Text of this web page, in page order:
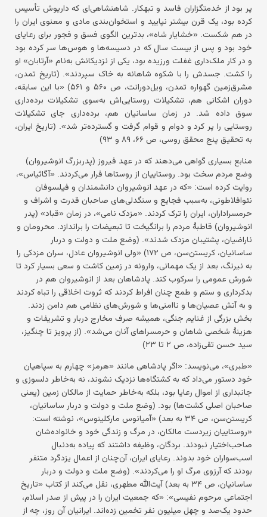
پر بود از خدمتگزاران فاسد و تبهکار. شاهنشاهی‌ای که داریوش تأسیس
کرده بود، یک قرن بیشتر نپایید و استخوان‌بندی مادی و معنوی ایران را
در هم شکست. «خشایار شاه»، بدترین الگوی فسق و فجور برای رعایای
خود بود و پس از بیست سال که در دسیسه‌ها و هوس‌ها سر کرده بود
و در کار ملک‌داری غفلت ورزیده بود، یکی از نزدیکانش به‌نام «آرتابان» او
را کشت. جسدش را با شکوه شاهانه به خاک سپردند». (تاریخ تمدن،
مشرق‌زمین گهواره تمدن، ویل‌دورانت، ص ۵۶۰ و ۵۶۱) «با این سابقه،
دوران اشکانی هم، تشکیلات روستایی‌اش به‌سوی تشکیلات برده‌داری
سوق داده شد. در زمان ساسانیان هم، برده‌داری جای تشکیلات
روستایی را پر کرد و دوام و قوام گرفت و گسترده‌تر شد». (تاریخ ایران،
به تحقیق پنج محقق روسی، ص ۶۶، ۸۹ و ۹۳)
منابع بسیاری گواهی می‌دهند که در عهد فیروز (پدربزرگ انوشیروان)
وضع مردم سخت بود. روستاییان از روستاها فرار می‌کردند. «آگاثیاس»،
روایت کرده است: «که در عهد انوشیروان دانشمندان و فیلسوفان
نئوافلاطونی، به‌سبب فجایع و سنگدلی‌های صاحبان قدرت و اشراف و
حرمسراداران، ایران را ترک کردند. «مزدک نامی»، در زمان «قباد» (پدر
انوشیروان) قاطبهٔ مردم را برانگیخت تا تبعیضات را براندازد. محرومان و
ناراضیان، پشتیبان مزدک شدند». (وضع ملت و دولت و دربار
ساسانیان، کریستن‌سن، ص ۱۷۲) «ولی انوشیروان عادل، سران مزدکی را
به نیرنگ، بعد از یک مهمانی، وارونه در زمین کاشت و سعی بسیار کرد تا
شورش عمومی را سرکوب کند. پادشاهان بعد از انوشیروان هم در
بدکرداری و ستم و طمع چنان افراط کردند که ثروت اخلاقی را تباه کردند
و به آتش عصیان‌ها و ناامنی‌ها و شورش‌های نظامی هم دامن زدند.
بخش بزرگی از غنایم جنگی، همیشه صرف مخارج دربار و تشریفات و
هزینهٔ شخصی شاهان و حرمسراهای آنان می‌شد». (از پرویز تا چنگیز،
سید حسن تقی‌زاده، ص ۲ تا ۲۳)
«طبری»، می‌نویسد: «اگر پادشاهی مانند «هرمز» چهارم به سپاهیان
خود دستور می‌داد که به کشتگاه‌ها نزدیک نشوند، نه به‌خاطر دلسوزی و
جانبداری از اموال رعایا بود، بلکه به‌خاطر حمایت از مالکان زمین (یعنی
صاحبان اصلی کشت‌ها) بود. (وضع ملت و دولت و دربار ساسانیان،
کریستن‌سن، ص ۳۴ به بعد) «آمیانوس مارکلینوس»، نوشته است:
«روستاییان زیردست مالکان، در مرگ و زندگی خود و خانواده‌شان
صاحب‌اختیار نبودند. بردگان، وظیفه داشتند که پیاده به‌دنبال
اسب‌سواران خود بدوند. رعایای ایران، آن‌چنان از اعمال یزدگرد متنفر
بودند که آرزوی مرگ او را می‌کردند». (وضع ملت و دولت و دربار
ساسانیان، ص ۳۴ به بعد) آیت‌الله مطهری، نقل می‌کند از کتاب «تاریخ
اجتماعی مرحوم نفیسی»: «که جمعیت ایران را در پیش از صدر اسلام،
حدود یک‌صد و چهل میلیون نفر تخمین زده‌اند. ایرانیان آن روز، چه از